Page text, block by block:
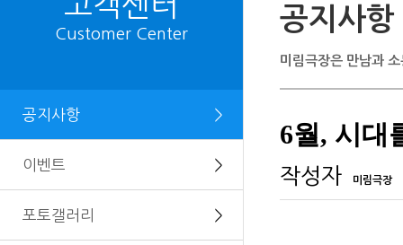
Customer Center
공지사항 ＞
이벤트 ＞
포토갤러리 ＞
공지사항
미림극장은 만남과
6월, 시대
작성자 미림극장